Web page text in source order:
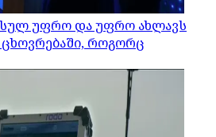
სულ უფრო და უფრო ახლავს
როგორც